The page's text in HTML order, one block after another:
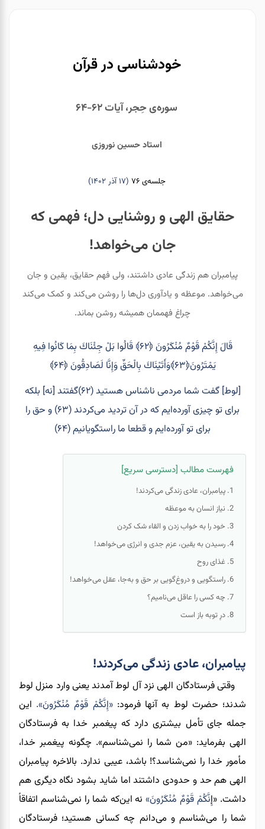
خودشناسی در قرآن
سوره‌ی حِجر، آیات ۶۲-۶۴
استاد حسین نوروزی
جلسه‌ی ۷۶ (۱۷ آذر ۱۴۰۲)
حقایق الهی و روشنایی دل؛ فهمی که
جان می‌خواهد!
پیامبران هم زندگی عادی داشتند، ولی فهم حقایق، یقین و جان
می‌خواهد. موعظه و یادآوری دل‌ها را روشن می‌کند و کمک می‌کند
چراغ فهممان همیشه روشن بماند.
قَالَ إِنَّكُمْ قَوْمٌ مُنْكَرُونَ ﴿۶۲﴾ قَالُوا بَلْ جِئْنَاكَ بِمَا كَانُوا فِيهِ
يَمْتَرُونَ﴿۶۳﴾وَأَتَيْنَاكَ بِالْحَقِّ وَإِنَّا لَصَادِقُونَ ﴿۶۴﴾
[لوط] گفت‏ شما مردمى ناشناس هستيد (۶۲)گفتند [نه] بلكه
براى تو چيزى آورده‏‌ايم كه در آن ترديد می‌کردند (۶۳) و حق را
براى تو آورده‏‌ايم و قطعا ما راستگويانيم(۶۴)
فهرست مطالب [دسترسی سریع]
پیامبران، عادی زندگی می‌کردند!
نیاز انسان به موعظه
خود را به خواب زدن و القاء شک کردن
رسیدن به یقین، عزم جدی و انرژی می‌خواهد!
غذای روح
راستگویی و دروغ‌گویی بر حق و به‌جا، عقل می‌خواهد!
چه کسی را عاقل می‌نامیم؟
درِ توبه باز است
پیامبران، عادی زندگی می‌کردند!
وقتی فرستادگان الهی نزد آل لوط آمدند یعنی وارد منزل لوط
شدند؛ حضرت لوط به آنها فرمود:«إِنَّكُمْ قَوْمٌ مُنْكَرُونَ». این
جمله جایتأمل بیشتری دارد که پیغمبر خدا به فرستادگان
الهی بفرماید: «من شما را نمی‌شناسم». چگونه پیغمبر خدا،
مأمور خدا را نمی‌شناسد؟! باشد، عیبی ندارد. بالاخره پیامبران
الهی هم حد و حدودی داشتند اما شاید بشود نگاه دیگری هم
داشت. «إِنَّكُمْ قَوْمٌ مُنْكَرُونَ»نه این‌که شما را نمی‌شناسم اتفاقاً
شما را می‌شناسم و می‌دانم چه کسانی هستید؛ فرستادگان